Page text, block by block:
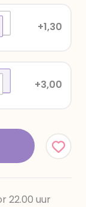
+3,00
+1,30
22.00 uur